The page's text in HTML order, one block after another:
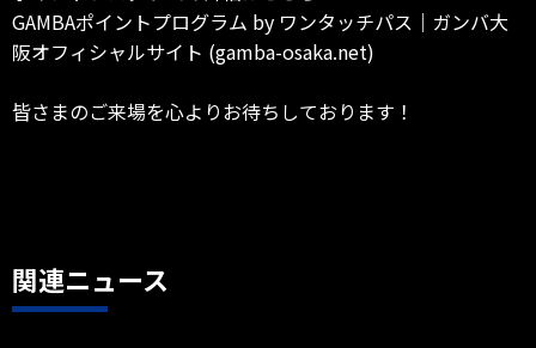
GAMBAポイントプログラム by ワンタッチパス｜ガンバ大
阪オフィシャルサイト (gamba-osaka.net)
皆さまのご来場を心よりお待ちしております！
関連ニュース